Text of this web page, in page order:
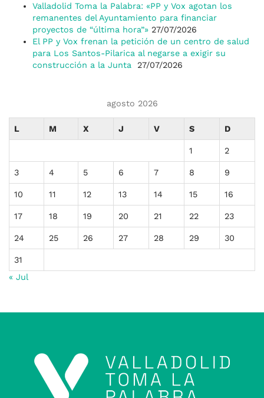
Valladolid Toma la Palabra: «PP y Vox agotan los
remanentes del Ayuntamiento para financiar
proyectos de “última hora”» 27/07/2026
El PP y Vox frenan la petición de un centro de salud
para Los Santos-Pilarica al negarse a exigir su
construcción a la Junta
27/07/2026
agosto 2026
L M X J V S D
1 2
3 4 5 6 7 8 9
10 11 12 13 14 15 16
17 18 19 20 21 22 23
24 25 26 27 28 29 30
31
« Jul